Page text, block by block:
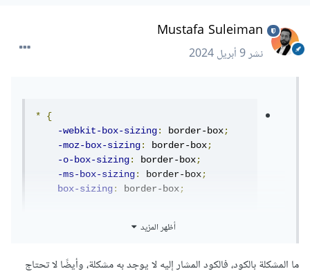
Mustafa Suleiman
نشر9 أبريل 2024
*
{
-webkit-box-sizing: border-box;
-moz-box-sizing: border-box;
-o-box-sizing: border-box;
-ms-box-sizing: border-box;
box-sizing: border-box;
أظهر المزيد
ما المشكلة بالكود، فالكود المشار إليه لا يوجد به مشكلة، وأيضًا لا تحتاج